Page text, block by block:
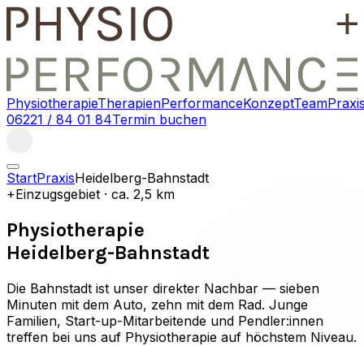
PhysiotherapieTherapienPerformanceKonzeptTeamPraxis
06221 / 84 01 84Termin buchen
StartPraxisHeidelberg-Bahnstadt
+Einzugsgebiet · ca. 2,5 km
Physiotherapie
Heidelberg-Bahnstadt
Die Bahnstadt ist unser direkter Nachbar — sieben
Minuten mit dem Auto, zehn mit dem Rad. Junge
Familien, Start-up-Mitarbeitende und Pendler:innen
treffen bei uns auf Physiotherapie auf höchstem Niveau.